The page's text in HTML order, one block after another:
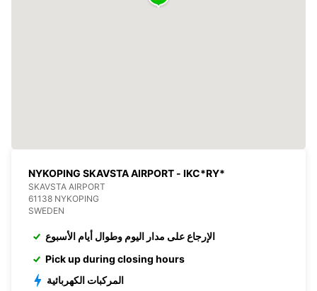
NYKOPING SKAVSTA AIRPORT - IKC*RY*
SKAVSTA AIRPORT
61138 NYKOPING
SWEDEN
الإرجاع على مدار اليوم وطوال أيام الأسبوع
Pick up during closing hours
المركبات الكهربائية